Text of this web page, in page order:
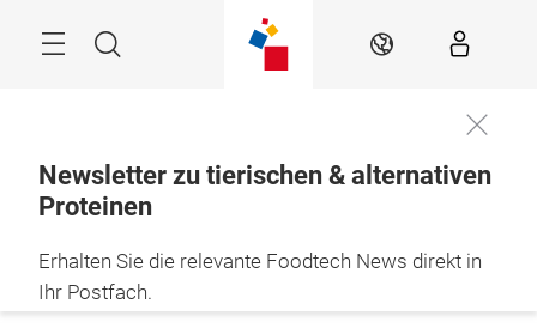
Suche DE
Newsletter zu tierischen & alternativen
Proteinen
Erhalten Sie die relevante Foodtech News direkt in
Ihr Postfach.